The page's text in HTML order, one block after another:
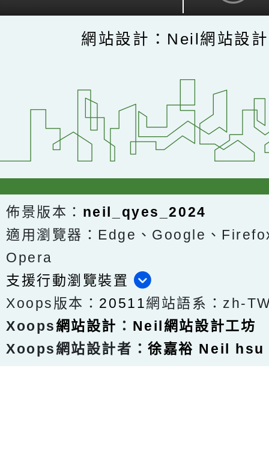
網站設計：Neil網站設
佈景版本： neil_qyes_2024
適用瀏覽器：Edge、Google、
Opera
支援行動瀏覽裝置
Xoops版本： 20511網站語系：zh-
Xoops網站設計 ： Neil網站設計工坊
Xoops網站設計者：徐嘉裕 Neil hsu